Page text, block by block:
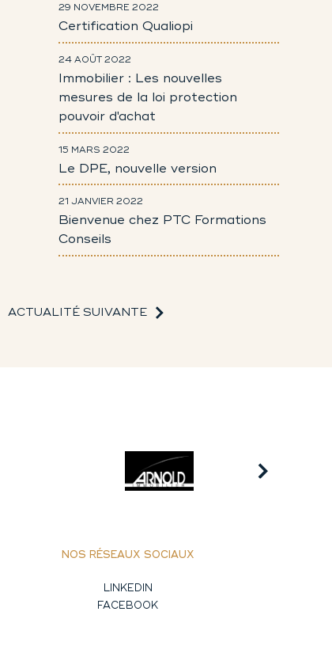
29 NOVEMBRE 2022
Certification Qualiopi
24 AOÛT 2022
Immobilier : Les nouvelles
mesures de la loi protection
pouvoir d'achat
15 MARS 2022
Le DPE, nouvelle version
21 JANVIER 2022
Bienvenue chez PTC Formations
Conseils
ACTUALITÉ SUIVANTE
NOS RÉSEAUX SOCIAUX
LINKEDIN
FACEBOOK